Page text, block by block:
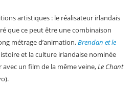
artistiques : le réalisateur irlandais
que ce peut être une combinaison
métrage d’animation,Brendan et le
et la culture irlandaise nominée
un film de la même veine,Le Chant